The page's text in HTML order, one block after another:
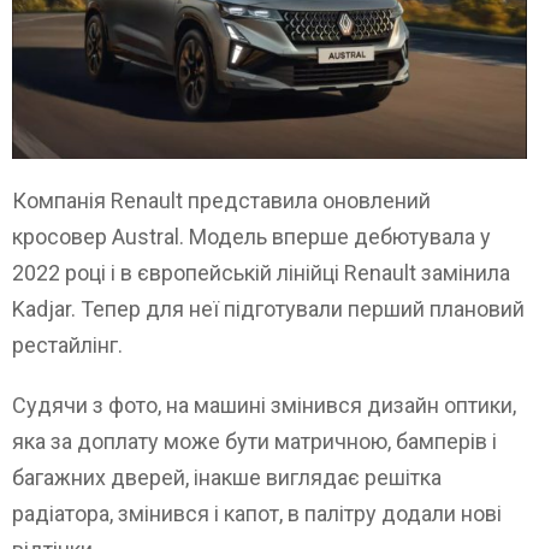
Компанія Renault представила оновлений
кросовер Austral. Модель вперше дебютувала у
2022 році і в європейській лінійці Renault замінила
Kadjar. Тепер для неї підготували перший плановий
рестайлінг.
Судячи з фото, на машині змінився дизайн оптики,
яка за доплату може бути матричною, бамперів і
багажних дверей, інакше виглядає решітка
радіатора, змінився і капот, в палітру додали нові